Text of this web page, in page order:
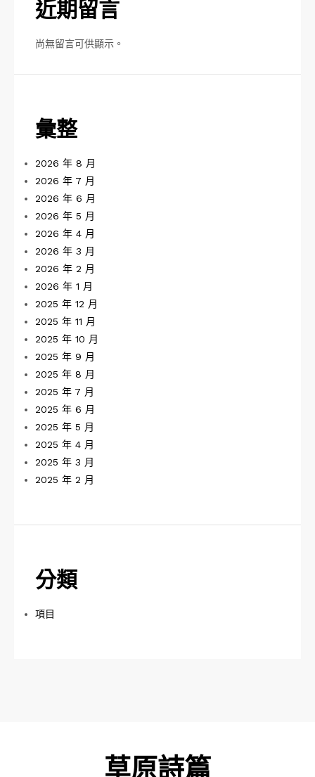
近期留言
尚無留言可供顯示。
彙整
2026 年 8 月
2026 年 7 月
2026 年 6 月
2026 年 5 月
2026 年 4 月
2026 年 3 月
2026 年 2 月
2026 年 1 月
2025 年 12 月
2025 年 11 月
2025 年 10 月
2025 年 9 月
2025 年 8 月
2025 年 7 月
2025 年 6 月
2025 年 5 月
2025 年 4 月
2025 年 3 月
2025 年 2 月
分類
項目
草原詩篇